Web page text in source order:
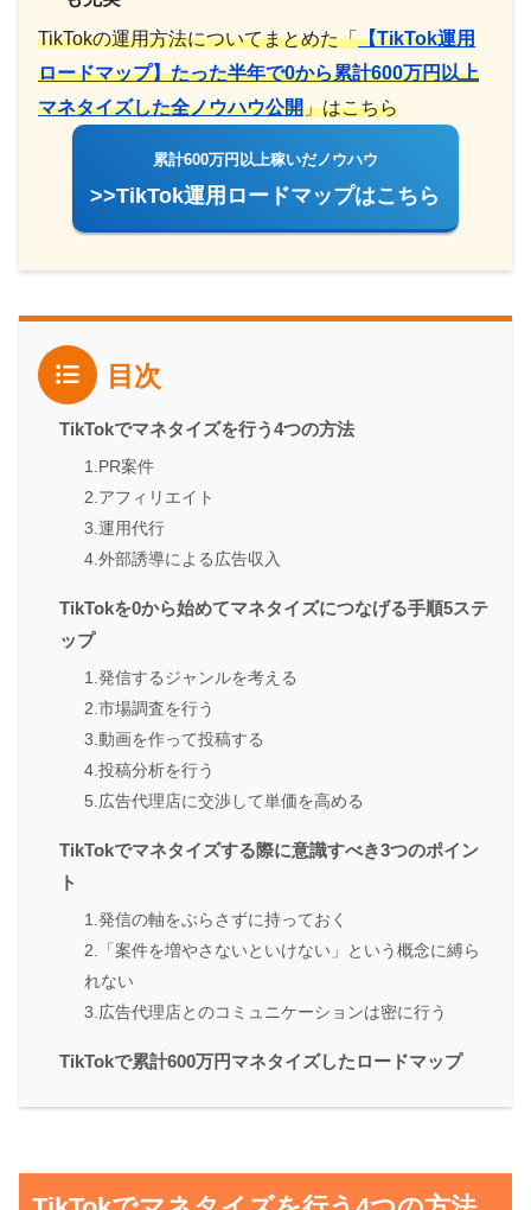
TikTokの運用方法についてまとめた「【TikTok運用
ロードマップ】たった半年で0から累計600万円以上
マネタイズした全ノウハウ公開」はこちら
累計600万円以上稼いだノウハウ
>>TikTok運用ロードマップはこちら
目次
TikTokでマネタイズを行う4つの方法
1.PR案件
2.アフィリエイト
3.運用代行
4.外部誘導による広告収入
TikTokを0から始めてマネタイズにつなげる手順5ステ
ップ
1.発信するジャンルを考える
2.市場調査を行う
3.動画を作って投稿する
4.投稿分析を行う
5.広告代理店に交渉して単価を高める
TikTokでマネタイズする際に意識すべき3つのポイン
ト
1.発信の軸をぶらさずに持っておく
2.「案件を増やさないといけない」という概念に縛ら
れない
3.広告代理店とのコミュニケーションは密に行う
TikTokで累計600万円マネタイズしたロードマップ